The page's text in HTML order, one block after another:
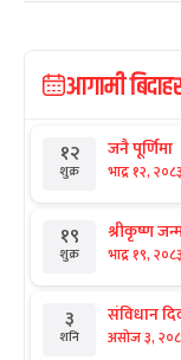
आगामी
१२
शुक्र
जनै पूर्णिमा
भाद्र १२, २०८३
१९
शुक्र
श्रीकृष्ण
भाद्र १९, २०८३
३
शनि
संविधान
असोज ३,